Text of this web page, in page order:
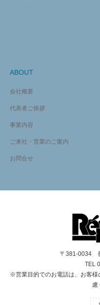
ABOUT
会社概要
代表者ご挨拶
事業内容
ご来社・営業のご案内
お問合せ
〒381-0034
TEL
※営業目的でのお電話は、お客様
慮